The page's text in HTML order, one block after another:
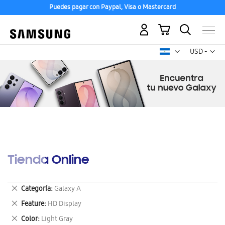
Puedes pagar con Paypal, Visa o Mastercard
USD -
dólar
Mi carrito
Tienda Online
Categoría Galaxy A
Eliminar
este
artículo
Feature HD Display
Eliminar
este
Color Light Gray
Eliminar